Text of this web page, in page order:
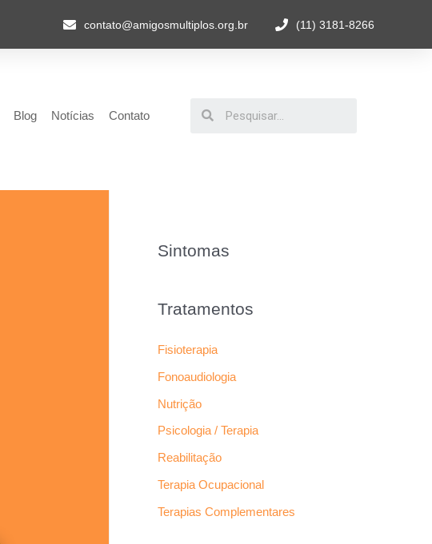
contato@amigosmultiplos.org.br (11) 3181-8266
Blog Notícias Contato
Sintomas
Tratamentos
Fisioterapia
Fonoaudiologia
Nutrição
Psicologia / Terapia
Reabilitação
Terapia Ocupacional
Terapias Complementares